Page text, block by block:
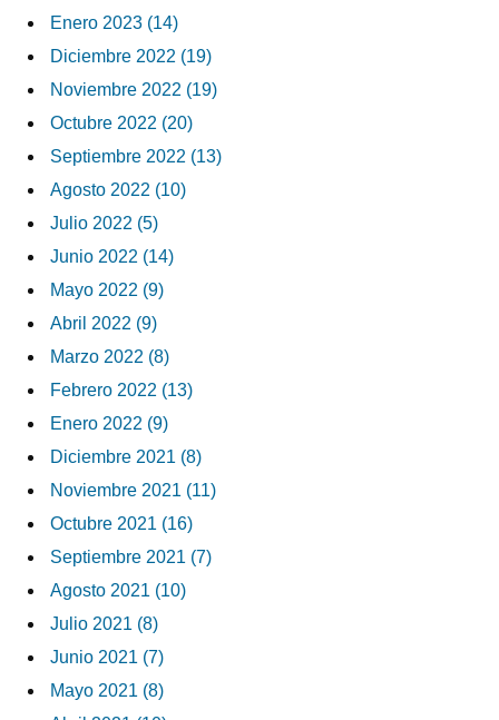
Enero 2023 (14)
Diciembre 2022 (19)
Noviembre 2022 (19)
Octubre 2022 (20)
Septiembre 2022 (13)
Agosto 2022 (10)
Julio 2022 (5)
Junio 2022 (14)
Mayo 2022 (9)
Abril 2022 (9)
Marzo 2022 (8)
Febrero 2022 (13)
Enero 2022 (9)
Diciembre 2021 (8)
Noviembre 2021 (11)
Octubre 2021 (16)
Septiembre 2021 (7)
Agosto 2021 (10)
Julio 2021 (8)
Junio 2021 (7)
Mayo 2021 (8)